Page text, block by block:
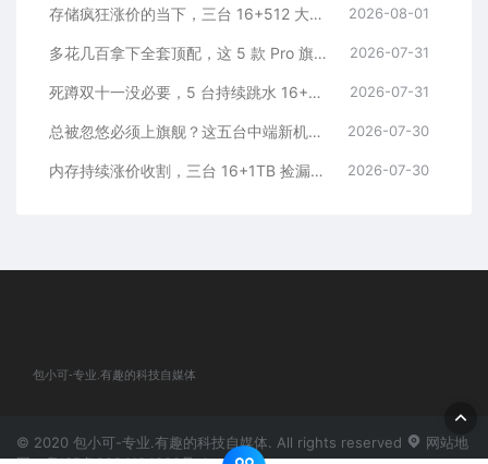
存储疯狂涨价的当下，三台 16+512 大存储旗舰，一步告别清内存内耗 2026-08-01
多花几百拿下全套顶配，这 5 款 Pro 旗舰，一步到位用好多年 2026-07-31
死蹲双十一没必要，5 台持续跳水 16+512 机型，一步稳用五年 2026-07-31
总被忽悠必须上旗舰？这五台中端新机，踏踏实实流畅五年 2026-07-30
内存持续涨价收割，三台 16+1TB 捡漏神机，安稳流畅用五年 2026-07-30
包小可-专业.有趣的科技自媒体
© 2020 包小可-专业.有趣的科技自媒体. All rights reserved
网站地